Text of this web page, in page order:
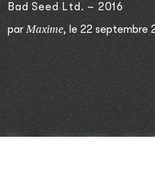
Bad Seed Ltd. – 2016
parMaxime, le 22 septembre